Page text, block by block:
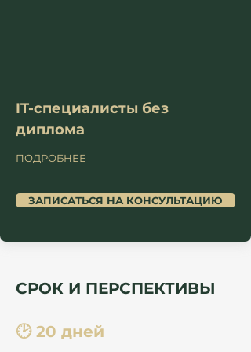
IT-специалисты без
диплома
ПОДРОБНЕЕ
ЗАПИСАТЬСЯ НА КОНСУЛЬТАЦИЮ
СРОК И ПЕРСПЕКТИВЫ
🕑 20 дней